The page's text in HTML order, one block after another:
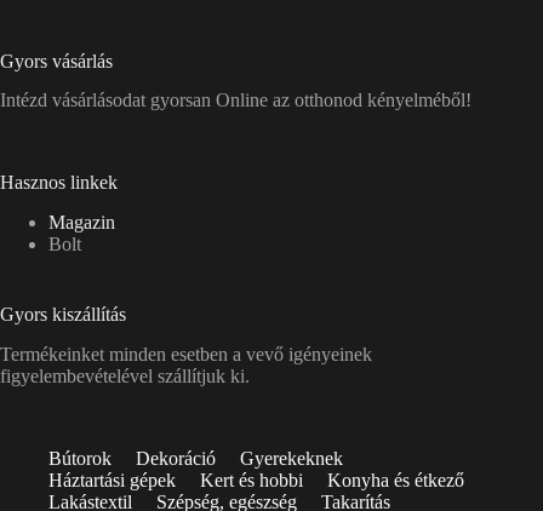
Gyors vásárlás
Intézd vásárlásodat gyorsan Online az otthonod kényelméből!
Hasznos linkek
Magazin
Bolt
Gyors kiszállítás
Termékeinket minden esetben a vevő igényeinek
figyelembevételével szállítjuk ki.
Bútorok Dekoráció
Gyerekeknek
Háztartási gépek
Kert és hobbi
Konyha és étkező
Lakástextil
Szépség, egészség Takarítás